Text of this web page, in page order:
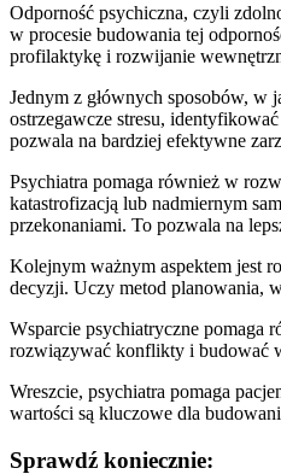
Odporność psychiczna, czyli
w procesie budowania tej
profilaktykę i rozwijanie
Jednym z głównych sposobów, w
ostrzegawcze stresu,
pozwala na bardziej efektywne
Psychiatra pomaga również w
katastrofizacją lub nadmiernym
przekonaniami. To pozwala na
Kolejnym ważnym aspektem jest
decyzji. Uczy metod planowania,
Wsparcie psychiatryczne pomaga
rozwiązywać konflikty i budować
Wreszcie, psychiatra pomaga
wartości są kluczowe dla
Sprawdź koniecznie: